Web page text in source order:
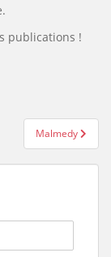
publications !
Malmedy